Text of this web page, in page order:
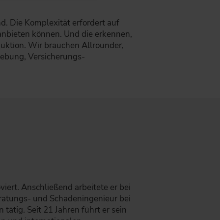
Die Komplexität erfordert auf
können. Und die erkennen,
Wir brauchen Allrounder,
Versicherungs-
Anschließend arbeitete er bei
und Schadeningenieur bei
Seit 21 Jahren führt er sein